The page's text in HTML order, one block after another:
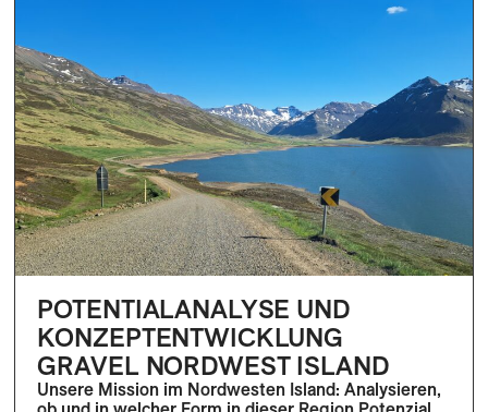
POTENTIALANALYSE UND
KONZEPTENTWICKLUNG
GRAVEL NORDWEST ISLAND
Unsere Mission im Nordwesten Island: Analysieren,